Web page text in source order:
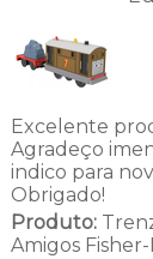
Excelente
Agradeço
indico para
Obrigado!
Produto:
Amigos